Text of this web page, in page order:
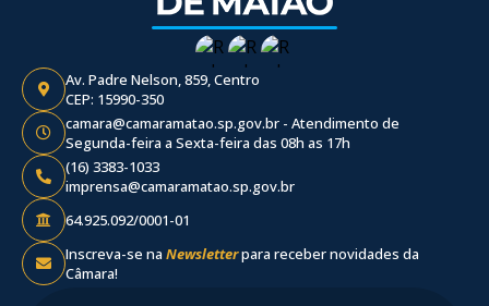
Av. Padre Nelson, 859, Centro
CEP: 15990-350
(16) 3383-1033
imprensa@camaramatao.sp.gov.br
camara@camaramatao.sp.gov.br - Atendimento de
Segunda-feira a Sexta-feira das 08h as 17h
64.925.092/0001-01
Inscreva-se na Newsletterpara receber novidades da
Câmara!